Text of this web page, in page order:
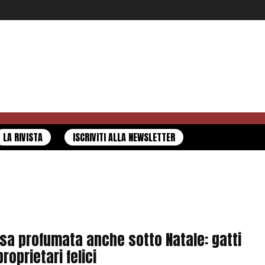
LA RIVISTA ISCRIVITI ALLA NEWSLETTER
profumata anche sotto Natale: gatti
felici